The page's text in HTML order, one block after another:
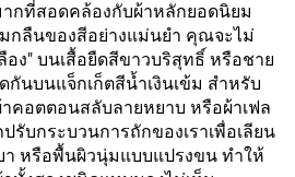
ากที่สอดคล้องกับผ้าหลักยอดนิยม
กลืนของสีอย่างแม่นยำ คุณจะไม่
อง" บนเสื้อยืดสีขาวบริสุทธิ์ หรือชาย
กันบนแจ็กเก็ตสีน้ำเงินเข้ม สำหรับ
าคอตตอนสลับลายหยาบ หรือผ้าเฟล
รับกระบวนการถักของเราเพื่อเลียน
า หรือพื้นผิวนุ่มแบบแปรงขน ทำให้